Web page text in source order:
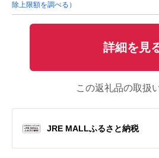
除上限額を調べる）
詳細を見
この返礼品の取扱
JRE MALLふるさと納税